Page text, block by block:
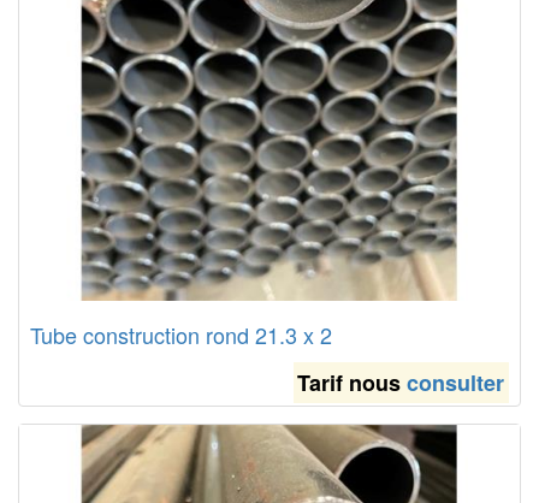
Tube construction rond 21.3 x 2
Tarif nousconsulter